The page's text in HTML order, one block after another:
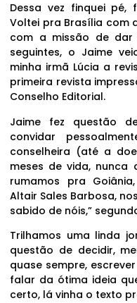
Dessa vez finquei
Voltei pra Brasília com
com a missão de dar
seguintes, o Jaime
minha irmã Lúcia a
primeira revista
Conselho Editorial.
Jaime fez questão
convidar
conselheira (até a
meses de vida, nunca
rumamos pra
Altair Sales Barbosa,
sabido de nóis,”
Trilhamos uma linda
questão de decidir,
quase sempre,
falar da ótima ideia
certo, lá vinha o texto